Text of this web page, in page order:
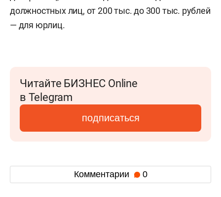
должностных лиц, от 200 тыс. до 300 тыс. рублей
— для юрлиц.
Читайте БИЗНЕС Online
в Telegram
подписаться
Комментарии 0